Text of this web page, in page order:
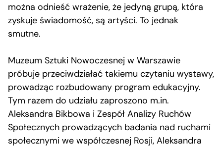
można odnieść wrażenie, że jedyną grupą, która
zyskuje świadomość, są artyści. To jednak
smutne.
Muzeum Sztuki Nowoczesnej w Warszawie
próbuje przeciwdziałać takiemu czytaniu wystawy,
prowadząc rozbudowany program edukacyjny.
Tym razem do udziału zaproszono m.in.
Aleksandra Bikbowa i Zespół Analizy Ruchów
Społecznych prowadzących badania nad ruchami
społecznymi we współczesnej Rosji, Aleksandra